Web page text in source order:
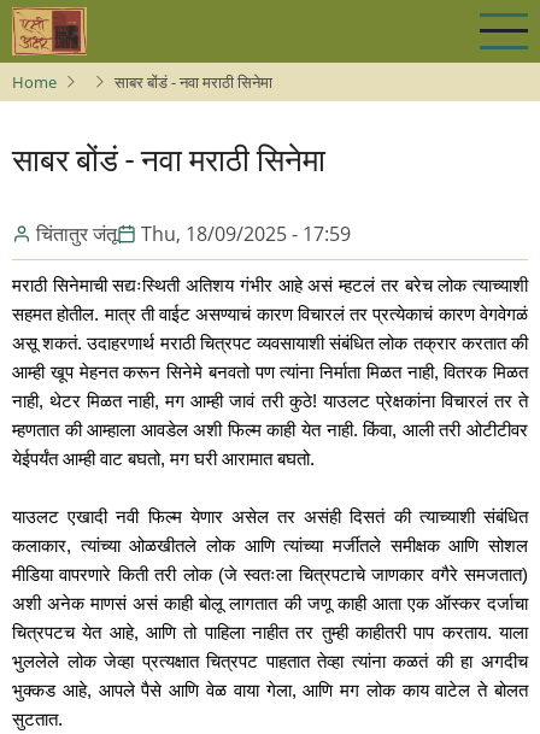
Skip
main
content
Home साबर बोंडं - नवा मराठी सिनेमा
साबर बोंडं - नवा मराठी सिनेमा
चिंतातुर जंतू Thu, 18/09/2025 - 17:59
मराठी सिनेमाची सद्यःस्थिती अतिशय गंभीर आहे असं म्हटलं तर बरेच लोक त्याच्याशी
सहमत होतील. मात्र ती वाईट असण्याचं कारण विचारलं तर प्रत्येकाचं कारण वेगवेगळं
असू शकतं. उदाहरणार्थ मराठी चित्रपट व्यवसायाशी संबंधित लोक तक्रार करतात की
आम्ही खूप मेहनत करून सिनेमे बनवतो पण त्यांना निर्माता मिळत नाही, वितरक मिळत
नाही, थेटर मिळत नाही, मग आम्ही जावं तरी कुठे! याउलट प्रेक्षकांना विचारलं तर ते
म्हणतात की आम्हाला आवडेल अशी फिल्म काही येत नाही. किंवा, आली तरी ओटीटीवर
येईपर्यंत आम्ही वाट बघतो, मग घरी आरामात बघतो.
याउलट एखादी नवी फिल्म येणार असेल तर असंही दिसतं की त्याच्याशी संबंधित
कलाकार, त्यांच्या ओळखीतले लोक आणि त्यांच्या मर्जीतले समीक्षक आणि सोशल
मीडिया वापरणारे किती तरी लोक (जे स्वतःला चित्रपटाचे जाणकार वगैरे समजतात)
अशी अनेक माणसं असं काही बोलू लागतात की जणू काही आता एक ऑस्कर दर्जाचा
चित्रपटच येत आहे, आणि तो पाहिला नाहीत तर तुम्ही काहीतरी पाप करताय. याला
भुललेले लोक जेव्हा प्रत्यक्षात चित्रपट पाहतात तेव्हा त्यांना कळतं की हा अगदीच
भुक्कड आहे, आपले पैसे आणि वेळ वाया गेला, आणि मग लोक काय वाटेल ते बोलत
सुटतात.